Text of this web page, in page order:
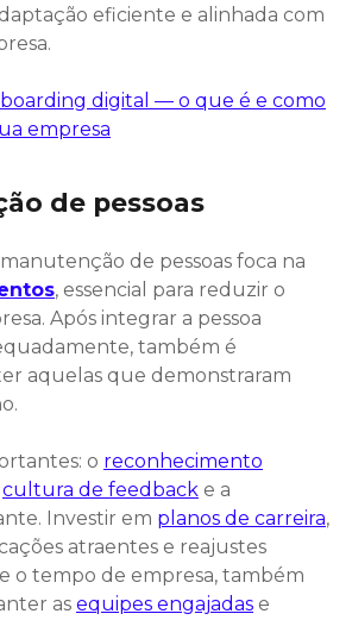
eficiente e alinhada com
digital — o que é e como
empresa
de pessoas
de pessoas foca na
, essencial para reduzir o
Após integrar a pessoa
também é
aquelas que demonstraram
o reconhecimento
cultura de feedback e a
Investir em planos de carreira,
atraentes e reajustes
o tempo de empresa, também
as equipes engajadas e